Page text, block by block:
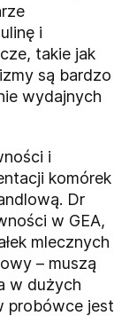
i
takie jak
są bardzo
wydajnych
i
komórek
Dr
w GEA,
mlecznych
– muszą
w dużych
probówce jest